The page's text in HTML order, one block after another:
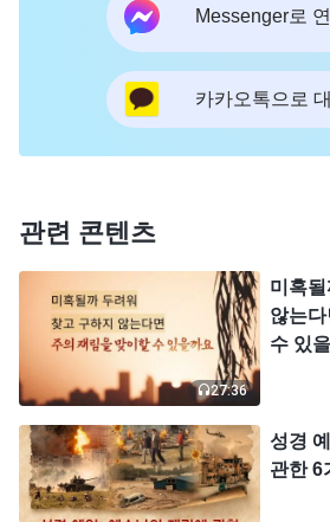
한 베드로는 주님과 함께 지내
깨달았습니다. 그는 주님의 말씀
알아듣고 예수님이 바로 하나님
그래서 그들은 모든 것을 버리
다. 이들이야말로 슬기로운 처녀
위에서 말한 사실에서 볼 수
예배를 드리고, 주님을 위해 열
기다린다고 해서 모두 슬기로운
기로운 처녀의 가장 중요한 점은
Messenger로
카카오톡으로
관련 콘텐츠
27:36
미혹될
않는
수 있
성경
관한 6